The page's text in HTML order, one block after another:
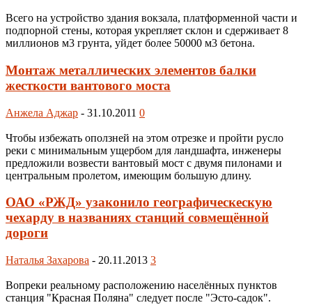
Всего на устройство здания вокзала, платформенной части и
подпорной стены, которая укрепляет склон и сдерживает 8
миллионов м3 грунта, уйдет более 50000 м3 бетона.
Монтаж металлических элементов балки
жесткости вантового моста
Анжела Аджар - 31.10.2011 0
Чтобы избежать оползней на этом отрезке и пройти русло
реки с минимальным ущербом для ландшафта, инженеры
предложили возвести вантовый мост с двумя пилонами и
центральным пролетом, имеющим большую длину.
ОАО «РЖД» узаконило географическескую
чехарду в названиях станций совмещённой
дороги
Наталья Захарова - 20.11.2013 3
Вопреки реальному расположению населённых пунктов
станция "Красная Поляна" следует после "Эсто-садок".